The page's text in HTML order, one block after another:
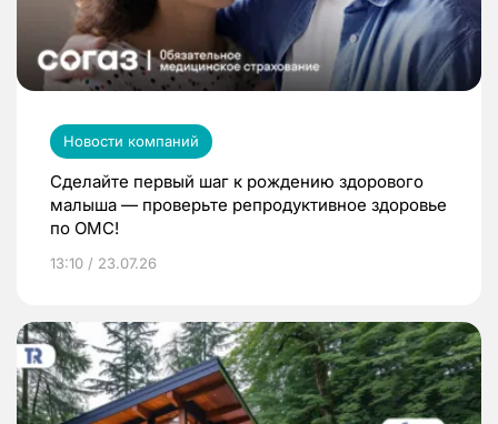
Новости компаний
Сделайте первый шаг к рождению здорового
малыша — проверьте репродуктивное здоровье
по ОМС!
13:10 / 23.07.26